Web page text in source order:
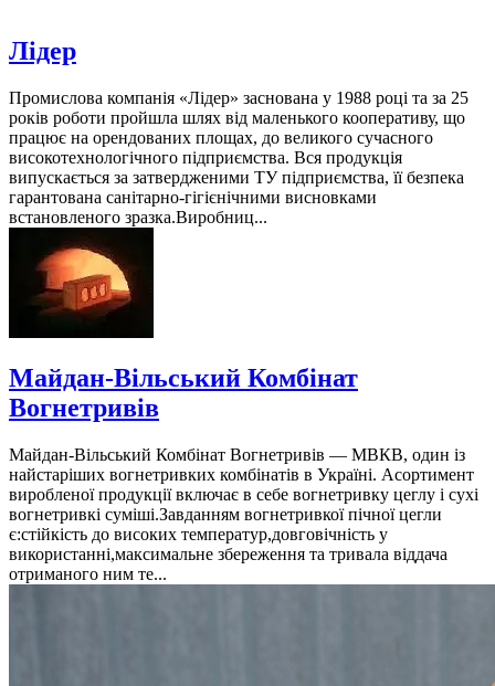
Лідер
Промислова компанія «Лідер» заснована у 1988 році та за 25
років роботи пройшла шлях від маленького кооперативу, що
працює на орендованих площах, до великого сучасного
високотехнологічного підприємства. Вся продукція
випускається за затвердженими ТУ підприємства, її безпека
гарантована санітарно-гігієнічними висновками
встановленого зразка.Виробниц...
Майдан-Вільський Комбінат
Вогнетривів
Майдан-Вільський Комбінат Вогнетривів — МВКВ, один із
найстаріших вогнетривких комбінатів в Україні. Асортимент
виробленої продукції включає в себе вогнетривку цеглу і сухі
вогнетривкі суміші.Завданням вогнетривкої пічної цегли
є:стійкість до високих температур,довговічність у
використанні,максимальне збереження та тривала віддача
отриманого ним те...